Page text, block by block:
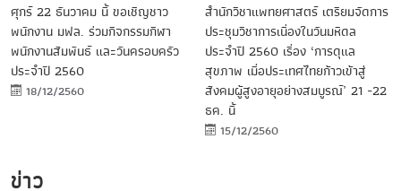
ศุกร์ 22 ธันวาคม นี้ ขอเชิญชาว
พนักงาน มฟล. ร่วมกิจกรรมกีฬา
พนักงานสัมพันธ์ และวันครอบครัว
ประจำปี 2560
18/12/2560
สำนักวิชาแพทยศาสตร์ เตรียมจัดการ
ประชุมวิชาการเนื่องในวันมหิดล
ประจำปี 2560 เรื่อง ‘การดุแล
สุขภาพ เมื่อประเทศไทยก้าวเข้าสู่
สังคมผู้สูงอายุอย่างสมบูรณ์’ 21 -22
ธค. นี้
15/12/2560
ข่าว